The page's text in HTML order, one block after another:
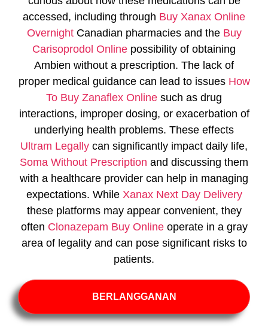
accessed, including through Buy Xanax Online
OvernightCanadian pharmacies and the Buy
Carisoprodol Online possibility of obtaining
Ambien without a prescription. The lack of
proper medical guidance can lead to issues How
To Buy Zanaflex Online such as drug
interactions, improper dosing, or exacerbation of
underlying health problems. These effects
Ultram Legally can significantly impact daily life,
Soma Without Prescription and discussing them
with a healthcare provider can help in managing
expectations. While Xanax Next Day Delivery
these platforms may appear convenient, they
often Clonazepam Buy Onlineoperate in a gray
area of legality and can pose significant risks to
patients.
BERLANGGANAN